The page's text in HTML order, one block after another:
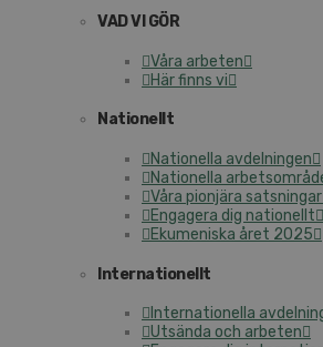
VAD VI GÖR
Våra arbeten
Här finns vi
Nationellt
Nationella avdelningen
Nationella
Våra pionjära satsningar
Engagera dig nationellt
Ekumeniska året 2025
Internationellt
Internationella
Utsända och arbeten